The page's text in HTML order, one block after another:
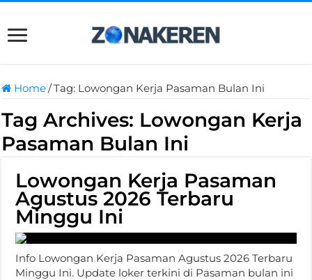
Home/Tag: Lowongan Kerja Pasaman Bulan Ini
Tag Archives: Lowongan Kerja
Pasaman Bulan Ini
Lowongan Kerja Pasaman
Agustus 2026 Terbaru
Minggu Ini
Info Lowongan Kerja Pasaman Agustus 2026 Terbaru
Minggu Ini. Update loker terkini di Pasaman bulan ini